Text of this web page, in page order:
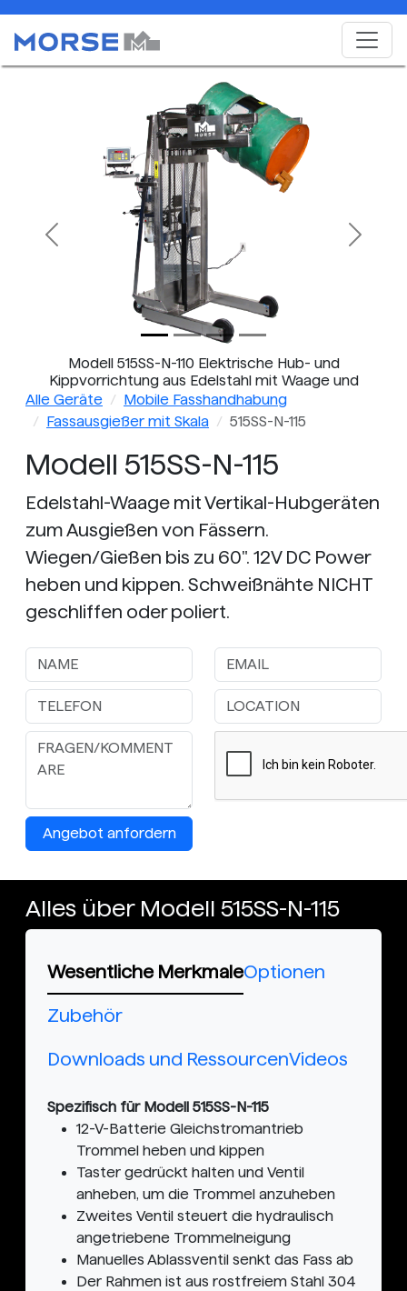
Modell 515SS-N-110 Elektrische Hub- und
Kippvorrichtung aus Edelstahl mit Waage und
Vertikal-Hubgeräten für Fässer
Previous Next
Alle Geräte
Mobile Fasshandhabung
Fassausgießer mit Skala
515SS-N-115
Modell 515SS-N-115
Edelstahl-Waage mit Vertikal-Hubgeräten
zum Ausgießen von Fässern.
Wiegen/Gießen bis zu 60". 12V DC Power
heben und kippen. Schweißnähte NICHT
geschliffen oder poliert.
Angebot anfordern
Alles über Modell 515SS-N-115
Wesentliche MerkmaleOptionen
Zubehör
Downloads und RessourcenVideos
Spezifisch für Modell 515SS-N-115
12-V-Batterie Gleichstromantrieb
Trommel heben und kippen
Taster gedrückt halten und Ventil
anheben, um die Trommel anzuheben
Zweites Ventil steuert die hydraulisch
angetriebene Trommelneigung
Manuelles Ablassventil senkt das Fass ab
Der Rahmen ist aus rostfreiem Stahl 304